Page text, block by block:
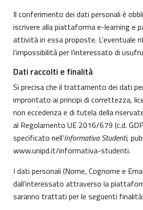
Il conferimento dei dati personali è
iscrivere alla piattaforma e-learning e
attività in essa proposte. L’eventuale
l’impossibilità per l’interessato di
Dati raccolti e finalità
Si precisa che il trattamento dei dati
improntato ai principi di correttezza,
non eccedenza e di tutela della
al Regolamento UE 2016/679 (c.d.
specificato nell’Informativa Studenti,
www.unipd.it/informativa-studenti.
I dati personali (Nome, Cognome e
dall’interessato attraverso la
saranno trattati per le seguenti finalità: